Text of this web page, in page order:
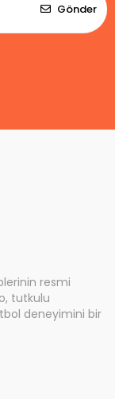
Gönder
resmi
tutkulu
deneyimini bir